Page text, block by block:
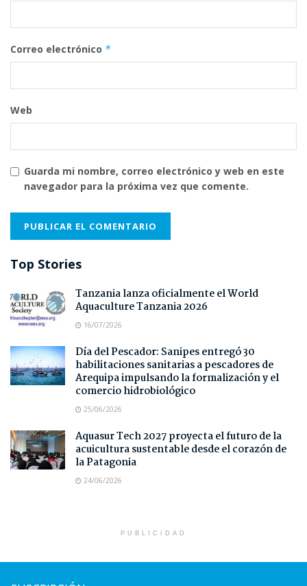
Correo electrónico *
Web
Guarda mi nombre, correo electrónico y web en este
navegador para la próxima vez que comente.
Top Stories
Tanzania lanza oficialmente el World
Aquaculture Tanzania 2026
16/07/2026
Día del Pescador: Sanipes entregó 30
habilitaciones sanitarias a pescadores de
Arequipa impulsando la formalización y el
comercio hidrobiológico
25/06/2026
Aquasur Tech 2027 proyecta el futuro de la
acuicultura sustentable desde el corazón de
la Patagonia
24/06/2026
PUBLICIDAD